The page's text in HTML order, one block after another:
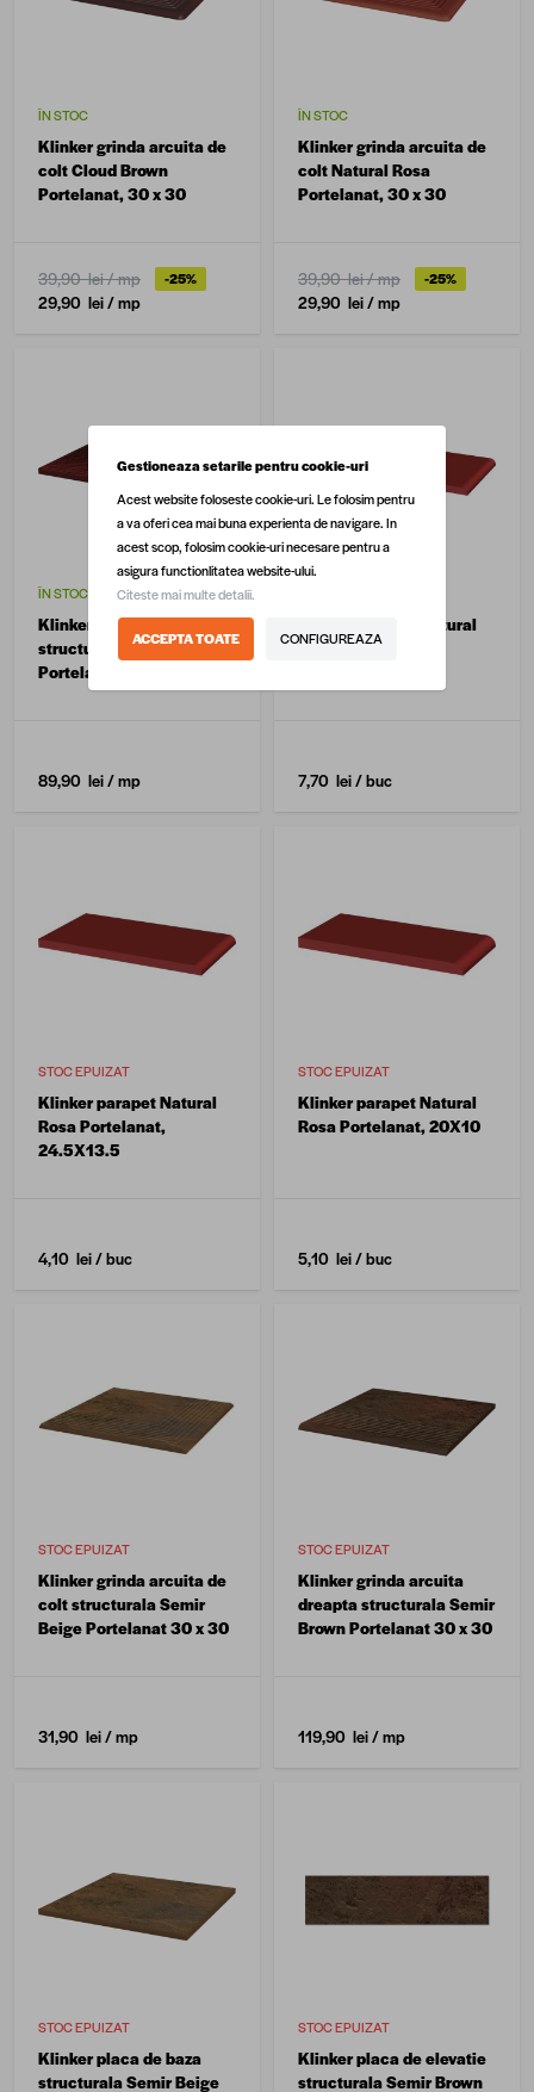
ÎN STOC
Klinker grinda arcuita de
colt Cloud Brown
Portelanat, 30 x 30
39,90 lei/ mp -25%
29,90 lei/ mp
ÎN STOC
Klinker grinda arcuita de
colt Natural Rosa
Portelanat, 30 x 30
39,90 lei/ mp -25%
29,90 lei/ mp
ÎN STOC
Klinker placa de baza
structurala Semir Brown
Portelanat 30 x 30
89,90 lei/ mp
Klinker parapet Natural
Rosa Portelanat,
7,70 lei/ buc
STOC EPUIZAT
Klinker parapet Natural
Rosa Portelanat,
24.5X13.5
4,10 lei/ buc
STOC EPUIZAT
Klinker parapet Natural
Rosa Portelanat, 20X10
5,10 lei/ buc
STOC EPUIZAT
Klinker grinda arcuita de
colt structurala Semir
Beige Portelanat 30 x 30
31,90 lei/ mp
STOC EPUIZAT
Klinker grinda arcuita
dreapta structurala Semir
Brown Portelanat 30 x 30
119,90 lei/ mp
STOC EPUIZAT
Klinker placa de baza
structurala Semir Beige
STOC EPUIZAT
Klinker placa de elevatie
structurala Semir Brown
Gestioneaza setarile pentru cookie-uri
Acest website foloseste cookie-uri. Le folosim pentru
a va oferi cea mai buna experienta de navigare. In
acest scop, folosim cookie-uri necesare pentru a
asigura functionlitatea website-ului.
Citeste mai multe detalii.
ACCEPTA TOATE CONFIGUREAZA